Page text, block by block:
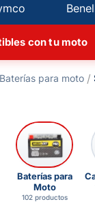
con tu moto
baterías para moto
Baterías para
Moto
102 productos